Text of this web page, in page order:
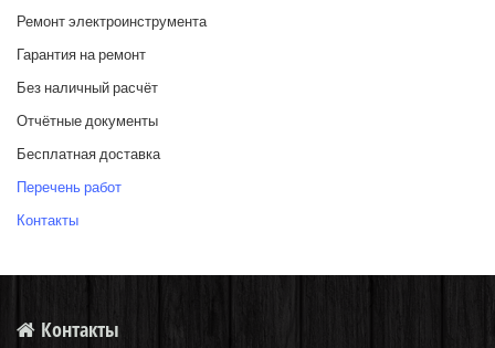
Ремонт электроинструмента
Гарантия на ремонт
Без наличный расчёт
Отчётные документы
Бесплатная доставка
Перечень работ
Контакты
Контакты